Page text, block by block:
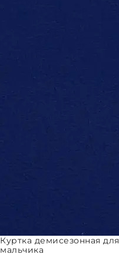
Куртка демисезонная для
мальчика